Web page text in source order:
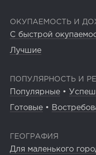
ОКУПАЕМОСТЬ И
С быстрой
Лучшие
ПОПУЛЯРНОСТЬ И
Популярные •
Готовые •
ГЕОГРАФИЯ
Для маленького